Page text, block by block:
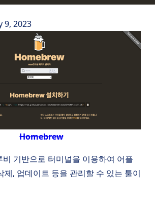
9, 2023
Homebrew
기반으로 터미널을 이용하여 어플
제, 업데이트 등을 관리할 수 있는 툴이